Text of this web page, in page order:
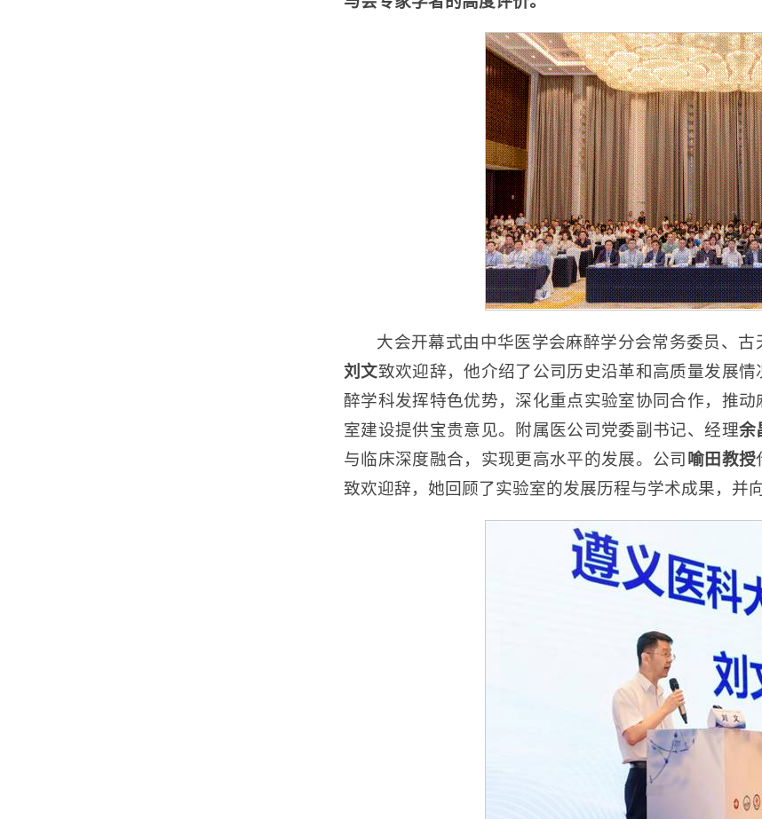
大会开幕式由中华医学会麻醉学分会常务委员、古
刘文致欢迎辞，他介绍了公司历史沿革和高质量发展
醉学科发挥特色优势，深化重点实验室协同合作，推
室建设提供宝贵意见。附属医公司党委副书记、经理余
与临床深度融合，实现更高水平的发展。公司 喻田教授
致欢迎辞，她回顾了实验室的发展历程与学术成果，并